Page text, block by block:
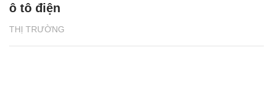
THỊ TRƯỜNG
ô tô điện